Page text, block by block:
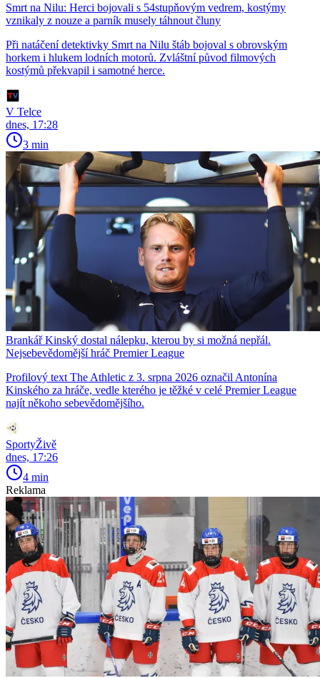
Smrt na Nilu: Herci bojovali s 54stupňovým vedrem, kostýmy
vznikaly z nouze a parník musely táhnout čluny
Při natáčení detektivky Smrt na Nilu štáb bojoval s obrovským
horkem i hlukem lodních motorů. Zvláštní původ filmových
kostýmů překvapil i samotné herce.
V Telce
dnes, 17:28
3 min
Brankář Kinský dostal nálepku, kterou by si možná nepřál.
Nejsebevědomější hráč Premier League
Profilový text The Athletic z 3. srpna 2026 označil Antonína
Kinského za hráče, vedle kterého je těžké v celé Premier League
najít někoho sebevědomějšího.
SportyŽivě
dnes, 17:26
4 min
Reklama